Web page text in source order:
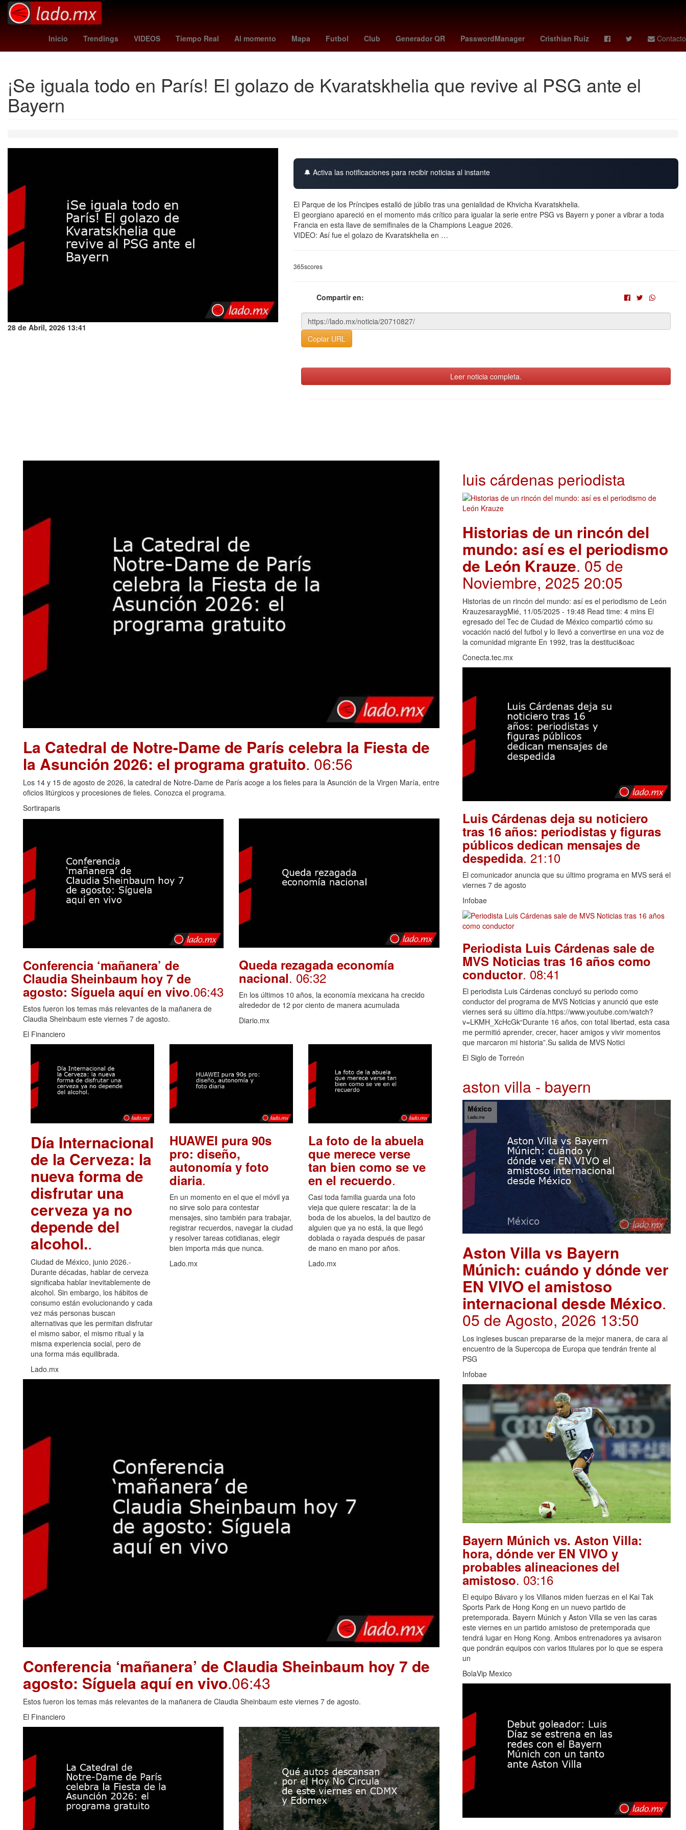
Inicio Trendings VIDEOS Tiempo Real Al momento Mapa Futbol Club Generador QR PasswordManager Cristhian Ruiz Contacto
Modest Mouse Assa Abloy Auditorio Metropolitano Puebla México Suena Villa Madero Zapotlán de Juárez Hernán Cortés Henipavirus Mario Arturo Moreno Ivanova Nueva Italia
¡Se iguala todo en París! El golazo de Kvaratskhelia que revive al PSG ante el
Bayern
28 de Abril, 2026 13:41
🔔 Activa las notificaciones para recibir noticias al instante
El Parque de los Príncipes estalló de júbilo tras una genialidad de Khvicha Kvaratskhelia.
El georgiano apareció en el momento más crítico para igualar la serie entre PSG vs Bayern y poner a vibrar a toda
Francia en esta llave de semifinales de la Champions League 2026.
VIDEO: Así fue el golazo de Kvaratskhelia en …
365scores
Compartir en:
Copiar URL
Leer noticia completa.
La Catedral de Notre-Dame de París celebra la Fiesta de
la Asunción 2026: el programa gratuito. 06:56
Los 14 y 15 de agosto de 2026, la catedral de Notre-Dame de París acoge a los fieles para la Asunción de la Virgen María, entre
oficios litúrgicos y procesiones de fieles. Conozca el programa.
Sortiraparis
Conferencia ‘mañanera’ de
Claudia Sheinbaum hoy 7 de
agosto: Síguela aquí en vivo.06:43
Estos fueron los temas más relevantes de la mañanera de
Claudia Sheinbaum este viernes 7 de agosto.
El Financiero
Queda rezagada economía
nacional. 06:32
En los últimos 10 años, la economía mexicana ha crecido
alrededor de 12 por ciento de manera acumulada
Diario.mx
Día Internacional
de la Cerveza: la
nueva forma de
disfrutar una
cerveza ya no
depende del
alcohol..
Ciudad de México, junio 2026.-
Durante décadas, hablar de cerveza
significaba hablar inevitablemente de
alcohol. Sin embargo, los hábitos de
consumo están evolucionando y cada
vez más personas buscan
alternativas que les permitan disfrutar
el mismo sabor, el mismo ritual y la
misma experiencia social, pero de
una forma más equilibrada.
Lado.mx
HUAWEI pura 90s
pro: diseño,
autonomía y foto
diaria.
En un momento en el que el móvil ya
no sirve solo para contestar
mensajes, sino también para trabajar,
registrar recuerdos, navegar la ciudad
y resolver tareas cotidianas, elegir
bien importa más que nunca.
Lado.mx
La foto de la abuela
que merece verse
tan bien como se ve
en el recuerdo.
Casi toda familia guarda una foto
vieja que quiere rescatar: la de la
boda de los abuelos, la del bautizo de
alguien que ya no está, la que llegó
doblada o rayada después de pasar
de mano en mano por años.
Lado.mx
Conferencia ‘mañanera’ de Claudia Sheinbaum hoy 7 de
agosto: Síguela aquí en vivo.06:43
Estos fueron los temas más relevantes de la mañanera de Claudia Sheinbaum este viernes 7 de agosto.
El Financiero
luis cárdenas periodista
Historias de un rincón del
mundo: así es el periodismo
de León Krauze. 05 de
Noviembre, 2025 20:05
Historias de un rincón del mundo: así es el periodismo de León
KrauzesaraygMié, 11/05/2025 - 19:48 Read time: 4 mins El
egresado del Tec de Ciudad de México compartió cómo su
vocación nació del futbol y lo llevó a convertirse en una voz de
la comunidad migrante En 1992, tras la destituci&oac
Conecta.tec.mx
Luis Cárdenas deja su noticiero
tras 16 años: periodistas y figuras
públicos dedican mensajes de
despedida. 21:10
El comunicador anuncia que su último programa en MVS será el
viernes 7 de agosto
Infobae
Periodista Luis Cárdenas sale de
MVS Noticias tras 16 años como
conductor. 08:41
El periodista Luis Cárdenas concluyó su periodo como
conductor del programa de MVS Noticias y anunció que este
viernes será su último día.https://www.youtube.com/watch?
v=LKMH_XcHcGk“Durante 16 años, con total libertad, esta casa
me permitió aprender, crecer, hacer amigos y vivir momentos
que marcaron mi historia”.Su salida de MVS Notici
El Siglo de Torreón
aston villa - bayern
Aston Villa vs Bayern
Múnich: cuándo y dónde ver
EN VIVO el amistoso
internacional desde México.
05 de Agosto, 2026 13:50
Los ingleses buscan prepararse de la mejor manera, de cara al
encuentro de la Supercopa de Europa que tendrán frente al
PSG
Infobae
Bayern Múnich vs. Aston Villa:
hora, dónde ver EN VIVO y
probables alineaciones del
amistoso. 03:16
El equipo Bávaro y los Villanos miden fuerzas en el Kai Tak
Sports Park de Hong Kong en un nuevo partido de
pretemporada. Bayern Múnich y Aston Villa se ven las caras
este viernes en un partido amistoso de pretemporada que
tendrá lugar en Hong Kong. Ambos entrenadores ya avisaron
que pondrán equipos con varios titulares por lo que se espera
un
BolaVip Mexico